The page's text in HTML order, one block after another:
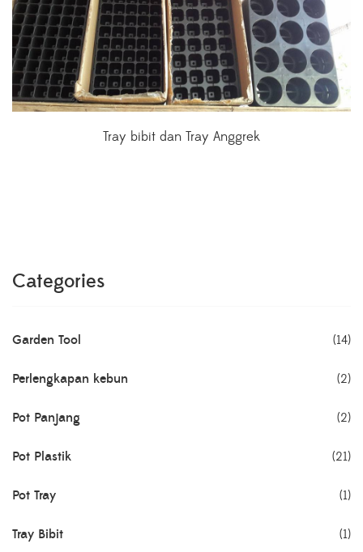
Tray bibit dan Tray Anggrek
Categories
Garden Tool (14)
Perlengkapan kebun (2)
Pot Panjang (2)
Pot Plastik (21)
Pot Tray (1)
Tray Bibit (1)